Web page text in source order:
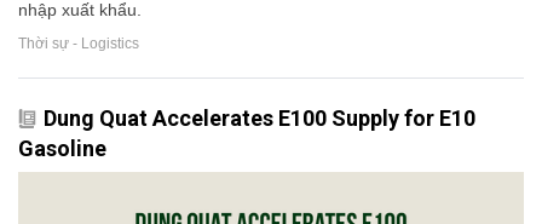
nhập xuất khẩu.
Thời sự - Logistics
Dung Quat Accelerates E100 Supply for E10
Gasoline